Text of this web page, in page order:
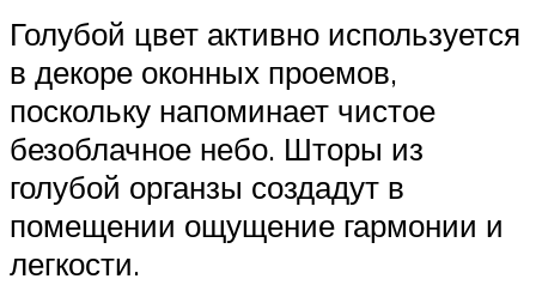
Голубой цвет активно используется
в декоре оконных проемов,
поскольку напоминает чистое
безоблачное небо. Шторы из
голубой органзы создадут в
помещении ощущение гармонии и
легкости.